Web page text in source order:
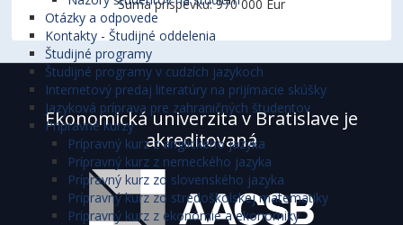
Otázky a odpovede
Kontakty - Študijné oddelenia
Študijné programy
Študijné programy v cudzích jazykoch
Internetový predaj literatúry na prijímacie skúšky
Jazyková príprava pre zahraničných študentov
Prípravné kurzy
Prípravný kurz z anglického jazyka
Prípravný kurz z nemeckého jazyka
Prípravný kurz zo slovenského jazyka
Prípravný kurz zo stredoškolskej matematiky
Prípravný kurz z ekonómie a ekonomiky
Suma príspevku: 970 000 Eur
Ekonomická univerzita v Bratislave je
akreditovaná